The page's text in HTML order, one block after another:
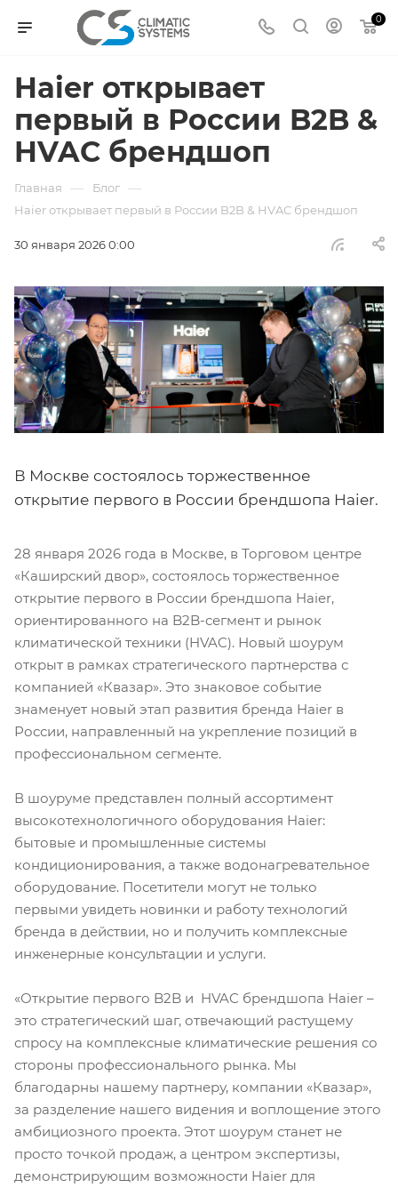
0
Haier открывает
первый в России B2B &
HVAC брендшоп
Главная — Блог —
Haier открывает первый в России B2B & HVAC брендшоп
30 января 2026 0:00
В Москве состоялось торжественное
открытие первого в России брендшопа Haier.
28 января 2026 года в Москве, в Торговом центре
«Каширский двор», состоялось торжественное
открытие первого в России брендшопа Haier,
ориентированного на B2B-сегмент и рынок
климатической техники (HVAC). Новый шоурум
открыт в рамках стратегического партнерства с
компанией «Квазар». Это знаковое событие
знаменует новый этап развития бренда Haier в
России, направленный на укрепление позиций в
профессиональном сегменте.
В шоуруме представлен полный ассортимент
высокотехнологичного оборудования Haier:
бытовые и промышленные системы
кондиционирования, а также водонагревательное
оборудование. Посетители могут не только
первыми увидеть новинки и работу технологий
бренда в действии, но и получить комплексные
инженерные консультации и услуги.
«Открытие первого B2B и HVAC брендшопа Haier –
это стратегический шаг, отвечающий растущему
спросу на комплексные климатические решения со
стороны профессионального рынка. Мы
благодарны нашему партнеру, компании «Квазар»,
за разделение нашего видения и воплощение этого
амбициозного проекта. Этот шоурум станет не
просто точкой продаж, а центром экспертизы,
демонстрирующим возможности Haier для